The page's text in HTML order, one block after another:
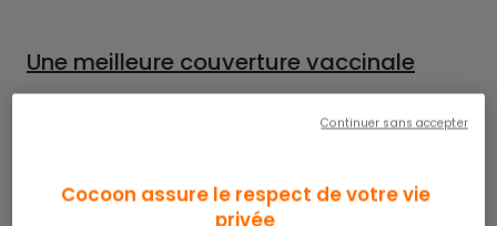
Une meilleure couverture vaccinale
Prolongement des ordonnances
Cocoon assure le respect de votre vie
privée
Continuer sans accepter